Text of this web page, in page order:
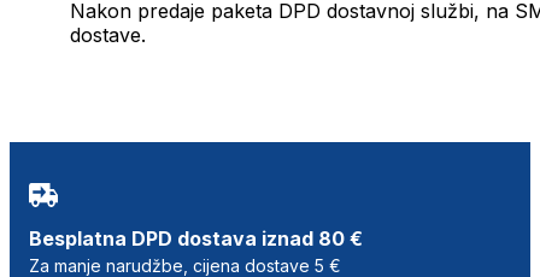
Nakon predaje paketa DPD dostavnoj službi, na
dostave.
Besplatna DPD dostava iznad 80 €
Za manje narudžbe, cijena dostave 5 €